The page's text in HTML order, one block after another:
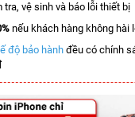
vệ sinh và báo lỗi thiết bị
nếu khách hàng không hài
độ bảo hành đều có chính